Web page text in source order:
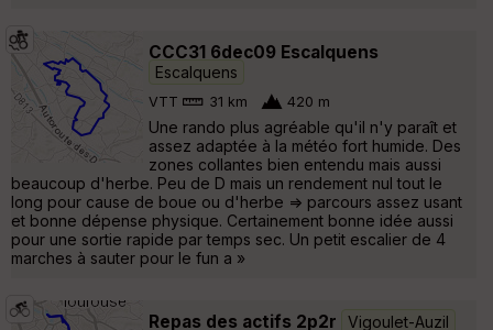
CCC31 6dec09 Escalquens
Escalquens
VTT 31 km 420 m
Une rando plus agréable qu'il n'y paraît et
assez adaptée à la météo fort humide. Des
zones collantes bien entendu mais aussi
beaucoup d'herbe. Peu de D mais un rendement nul tout le
long pour cause de boue ou d'herbe => parcours assez usant
et bonne dépense physique. Certainement bonne idée aussi
pour une sortie rapide par temps sec. Un petit escalier de 4
marches à sauter pour le fun a »
Repas des actifs 2p2r Vigoulet-Auzil